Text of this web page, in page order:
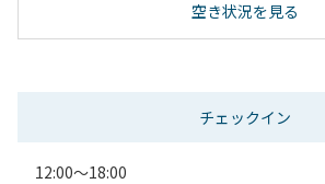
空き状況を見る
チェックイン
12:00～18:00